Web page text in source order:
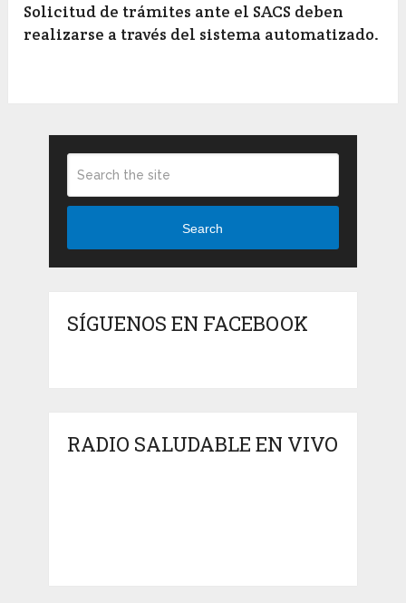
Solicitud de trámites ante el SACS deben
realizarse a través del sistema automatizado.
Search
SÍGUENOS EN FACEBOOK
RADIO SALUDABLE EN VIVO